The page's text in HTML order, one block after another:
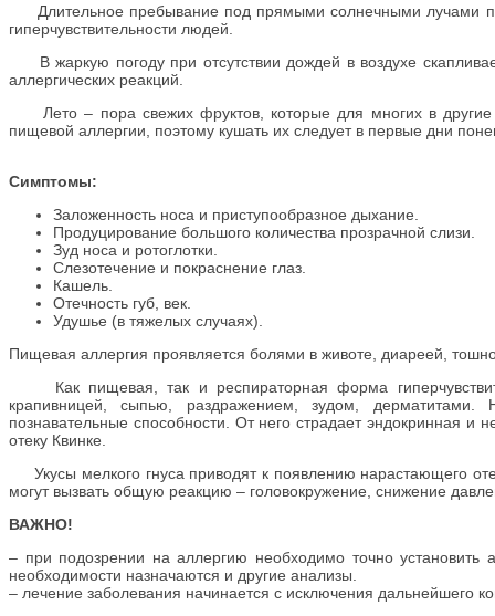
Длительное пребывание под прямыми солнечными лучами
гиперчувствительности людей.
В жаркую погоду при отсутствии дождей в воздухе
аллергических реакций.
Лето – пора свежих фруктов, которые для многих в другие
пищевой аллергии, поэтому кушать их следует в первые дни
Симптомы:
Заложенность носа и приступообразное дыхание.
Продуцирование большого количества прозрачной слизи.
Зуд носа и ротоглотки.
Слезотечение и покраснение глаз.
Кашель.
Отечность губ, век.
Удушье (в тяжелых случаях).
Пищевая аллергия проявляется болями в животе, диареей,
Как пищевая, так и респираторная форма
крапивницей, сыпью, раздражением, зудом,
познавательные способности. От него страдает эндокринная
отеку Квинке.
Укусы мелкого гнуса приводят к появлению нарастающего
могут вызвать общую реакцию – головокружение, снижение
ВАЖНО!
– при подозрении на аллергию необходимо точно установить
необходимости назначаются и другие анализы.
– лечение заболевания начинается с исключения дальнейшего